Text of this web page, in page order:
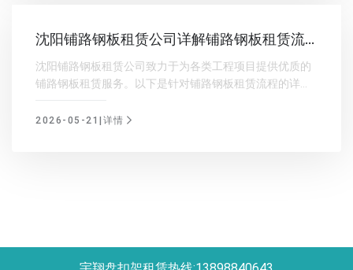
沈阳铺路钢板租赁公司详解铺路钢板租赁流
程
沈阳铺路钢板租赁公司致力于为各类工程项目提供优质的
铺路钢板租赁服务。以下是针对铺路钢板租赁流程的详细
2026-05-21|详情